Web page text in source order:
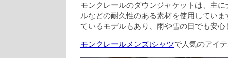
モンクレールのダウンジャケットは、主
ルなどの耐久性のある素材を使用してい
ているモデルもあり、雨や雪の日でも安
モンクレールメンズtシャツで人気のアイ